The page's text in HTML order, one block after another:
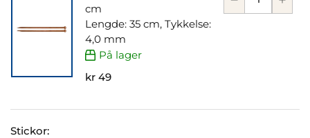
cm
Lengde: 35 cm, Tykkelse:
4,0 mm
På lager
kr 49
Stickor: